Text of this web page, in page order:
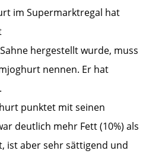
im Supermarktregal hat
hergestellt wurde, muss
nennen. Er hat
punktet mit seinen
deutlich mehr Fett (10%) als
ist aber sehr sättigend und